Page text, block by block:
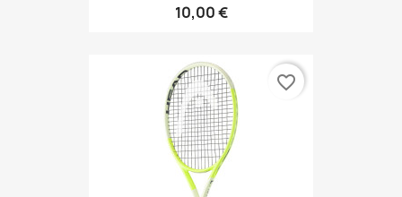
10,00 €
favorite_border